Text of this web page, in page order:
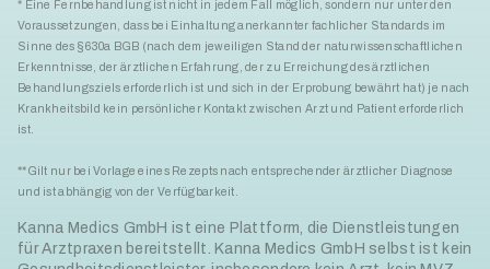
* Eine Fernbehandlung ist nicht in jedem Fall möglich, sondern nur unter den
Voraussetzungen, dass bei Einhaltung anerkannter fachlicher Standards im
Sinne des § 630a BGB (nach dem jeweiligen Stand der naturwissenschaftlichen
Erkenntnisse, der ärztlichen Erfahrung, der zu Erreichung des ärztlichen
Behandlungsziels erforderlich ist und sich in der Erprobung bewährt hat) je nach
Krankheitsbild kein persönlicher Kontakt zwischen Arzt und Patient erforderlich
ist.
**Gilt nur bei Vorlage eines Rezepts nach entsprechender ärztlicher Diagnose
und ist abhängig von der Verfügbarkeit.
Kanna Medics GmbH ist eine Plattform, die Dienstleistungen
für Arztpraxen bereitstellt. Kanna Medics GmbH selbst ist kein